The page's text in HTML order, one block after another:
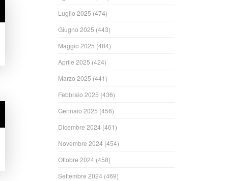
Luglio 2025 (474)
Giugno 2025 (443)
Maggio 2025 (484)
Aprile 2025 (424)
Marzo 2025 (441)
Febbraio 2025 (436)
Gennaio 2025 (456)
Dicembre 2024 (461)
Novembre 2024 (454)
Ottobre 2024 (458)
Settembre 2024 (469)